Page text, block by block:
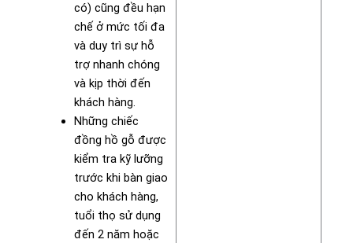
có) cũng đều hạn
chế ở mức tối đa
và duy trì sự hỗ
trợ nhanh chóng
và kịp thời đến
khách hàng.
Những chiếc
đồng hồ gỗ được
kiểm tra kỹ lưỡng
trước khi bàn giao
cho khách hàng,
tuổi thọ sử dụng
đến 2 năm hoặc